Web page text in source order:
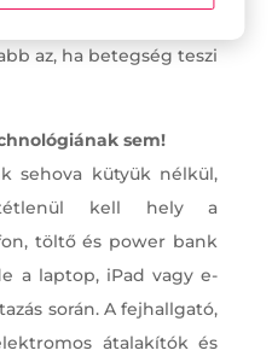
az, ha betegség teszi
sem!
sehova kütyük nélkül,
kell hely a
töltő és power bank
a laptop, iPad vagy e-
során. A fejhallgató,
átalakítók és